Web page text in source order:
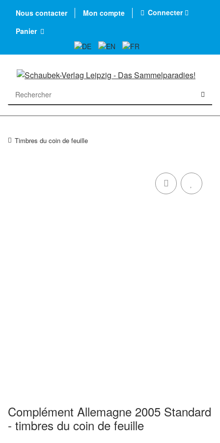
Nous contacter Mon compte
Connecter
Panier
Timbres du coin de feuille
Complément Allemagne 2005 Standard
- timbres du coin de feuille